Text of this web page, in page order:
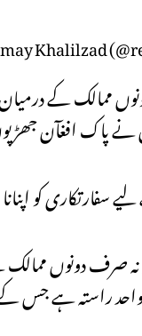
Khalilzad
ممالک کے
پاک افغآن
کو
صرف دونوں
راستہ ہے جس